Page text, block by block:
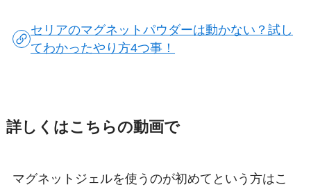
セリアのマグネットパウダーは動かない？試し
てわかったやり方4つ事！
詳しくはこちらの動画で
マグネットジェルを使うのが初めてという方はこ